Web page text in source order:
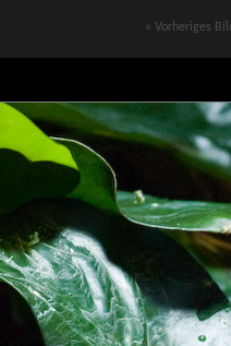
« Vorheriges